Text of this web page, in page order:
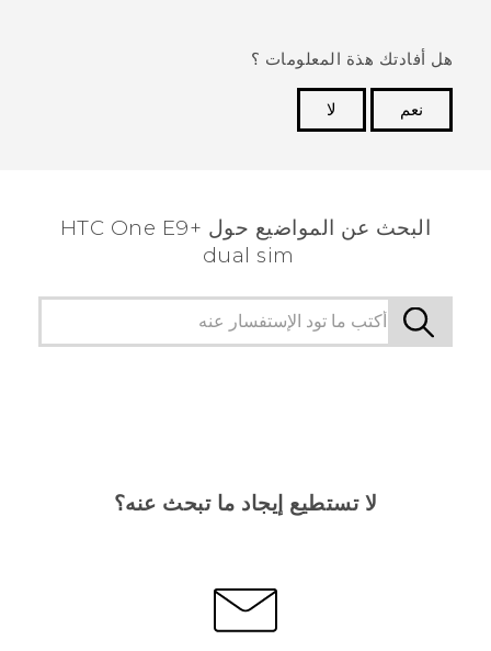
هل أفادتك هذة المعلومات ؟
نعم
لا
البحث عن المواضيع حول HTC One E9+
dual sim
لا تستطيع إيجاد ما تبحث عنه؟